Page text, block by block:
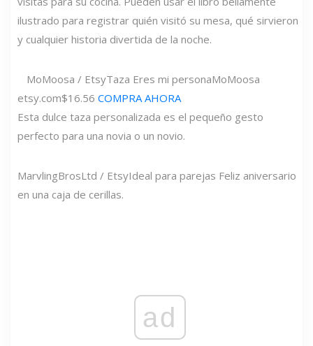
ilustrado para registrar quién visitó su mesa, qué sirvieron
y cualquier historia divertida de la noche.
MoMoosa / EtsyTaza Eres mi personaMoMoosa
etsy.com$16.56 COMPRA AHORA
Esta dulce taza personalizada es el pequeño gesto
perfecto para una novia o un novio.
MarvlingBrosLtd / EtsyIdeal para parejas Feliz aniversario
en una caja de cerillas.
ad